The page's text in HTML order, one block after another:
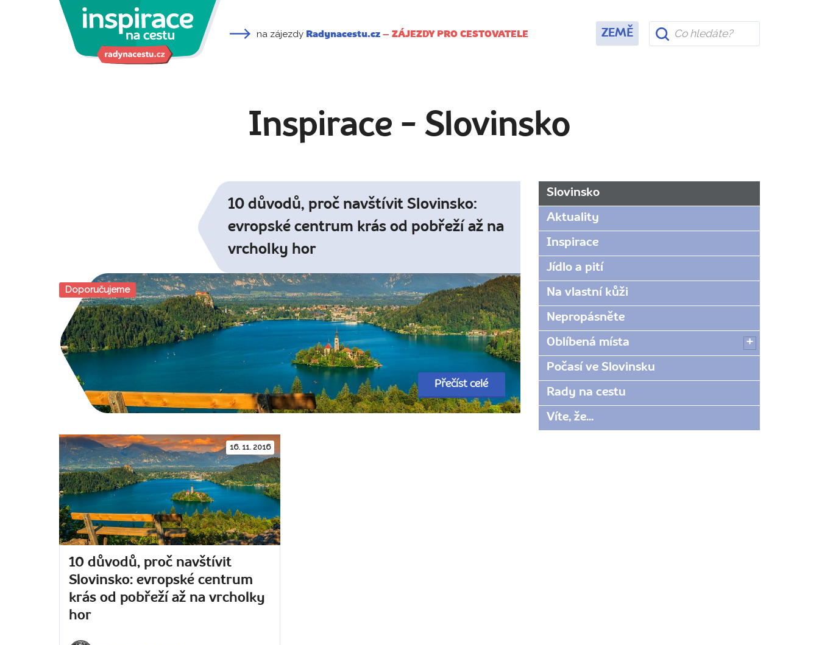
na zájezdy Radynacestu.cz – ZÁJEZDY PRO CESTOVATELE ZEMĚ
Inspirace - Slovinsko
10 důvodů, proč navštívit Slovinsko:
evropské centrum krás od pobřeží až na
vrcholky hor
Doporučujeme
Přečíst celé
16. 11. 2016
10 důvodů, proč navštívit
Slovinsko: evropské centrum
krás od pobřeží až na vrcholky
hor
Slovinsko
Aktuality
Inspirace
Jídlo a pití
Na vlastní kůži
Nepropásněte
Oblíbená místa
Počasí ve Slovinsku
Rady na cestu
Víte, že...